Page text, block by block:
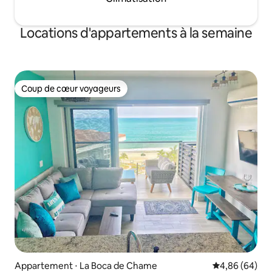
Locations d'appartements à la semaine
Coup de cœur voyageurs
Coup de cœur voyageurs
Appartement ⋅ La Boca de Chame Évaluation
4,86 (64)